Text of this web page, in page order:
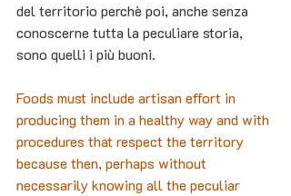
del territorio perchè poi, anche senza
conoscerne tutta la peculiare storia,
sono quelli i più buoni.
Foods must include artisan effort in
producing them in a healthy way and with
procedures that respect the territory
because then, perhaps without
necessarily knowing all the peculiar